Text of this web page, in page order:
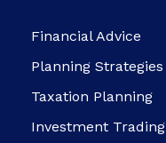
Financial Advice
Planning Strategies
Taxation Planning
Investment Trading